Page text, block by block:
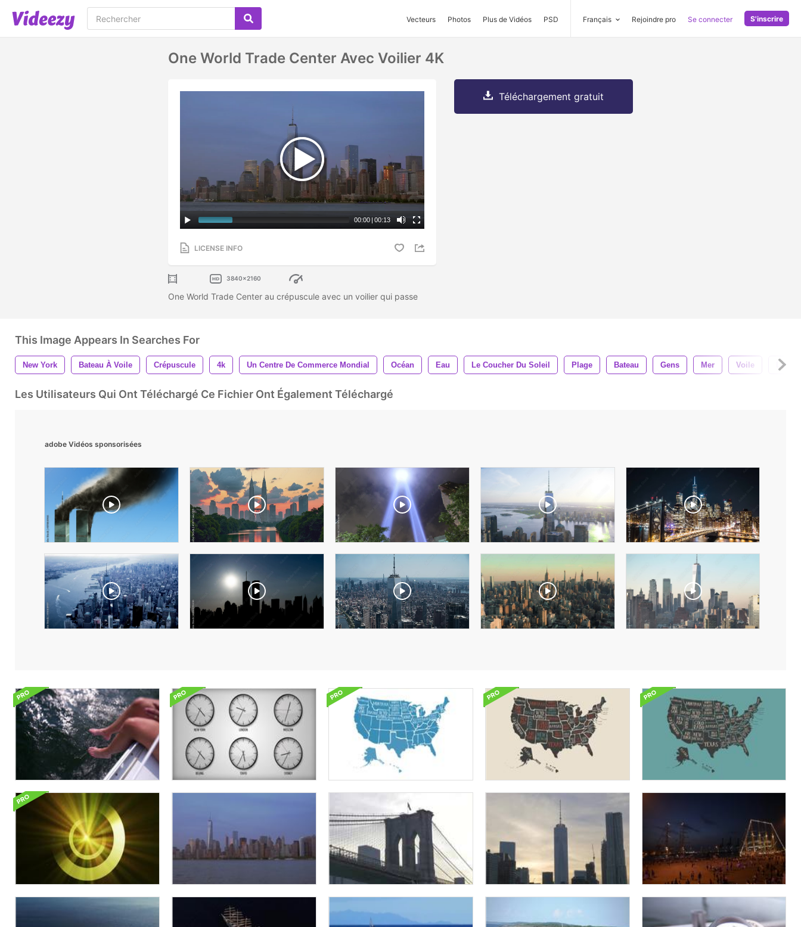
Vecteurs Photos Plus de Vidéos PSD Français Rejoindre pro Se connecter S'inscrire
One World Trade Center Avec Voilier 4K
00:00 | 00:13
LICENSE INFO
3840x2160
One World Trade Center au crépuscule avec un voilier qui passe
Téléchargement gratuit
This Image Appears In Searches For
New York Bateau À Voile Crépuscule 4k Un Centre De Commerce Mondial Océan Eau Le Coucher Du Soleil Plage Bateau Gens Mer Voile Le
Les Utilisateurs Qui Ont Téléchargé Ce Fichier Ont Également Téléchargé
adobe Vidéos sponsorisées